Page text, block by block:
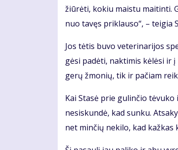
žiū­rė­ti, ko­kiu mais­tu mai­tin­ti.
nuo ta­vęs pri­klau­so“, – tei­gia
Jos tė­tis bu­vo ve­te­ri­na­ri­jos
gė­si pa­dė­ti, nak­ti­mis kė­lė­si ir
ge­rų žmo­nių, tik ir pa­čiam
Kai Sta­sė prie gu­lin­čio
ne­si­skun­dė, kad sun­ku.
net min­čių ne­ki­lo, kad kaž­kas